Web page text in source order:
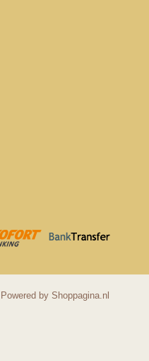
by Shoppagina.nl